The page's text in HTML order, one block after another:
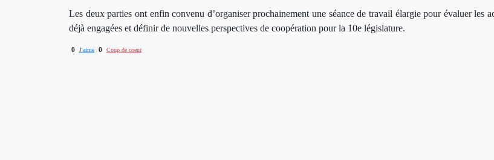
Les deux parties ont enfin convenu d’organiser prochainement une séance de travail élargie pour évaluer les
déjà engagées et définir de nouvelles perspectives de coopération pour la 10e législature.
0 J'aime 0 Coup de coeur